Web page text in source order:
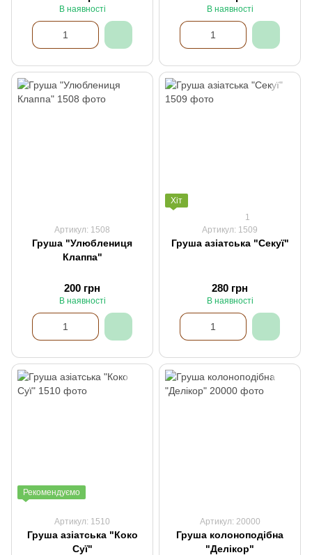
В наявності В наявності
Артикул: 1508
Груша "Улюблениця
Клаппа"
200 грн
В наявності
Хіт
1
Артикул: 1509
Груша азіатська "Секуї"
280 грн
В наявності
Рекомендуємо
Артикул: 1510
Груша азіатська "Коко
Суї"
Артикул: 20000
Груша колоноподібна
"Делікор"